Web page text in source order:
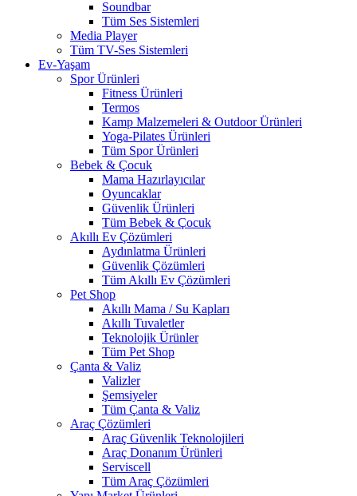
Soundbar
Tüm Ses Sistemleri
Media Player
Tüm TV-Ses Sistemleri
Ev-Yaşam
Spor Ürünleri
Fitness Ürünleri
Termos
Kamp Malzemeleri & Outdoor Ürünleri
Yoga-Pilates Ürünleri
Tüm Spor Ürünleri
Bebek & Çocuk
Mama Hazırlayıcılar
Oyuncaklar
Güvenlik Ürünleri
Tüm Bebek & Çocuk
Akıllı Ev Çözümleri
Aydınlatma Ürünleri
Güvenlik Çözümleri
Tüm Akıllı Ev Çözümleri
Pet Shop
Akıllı Mama / Su Kapları
Akıllı Tuvaletler
Teknolojik Ürünler
Tüm Pet Shop
Çanta & Valiz
Valizler
Şemsiyeler
Tüm Çanta & Valiz
Araç Çözümleri
Araç Güvenlik Teknolojileri
Araç Donanım Ürünleri
Serviscell
Tüm Araç Çözümleri